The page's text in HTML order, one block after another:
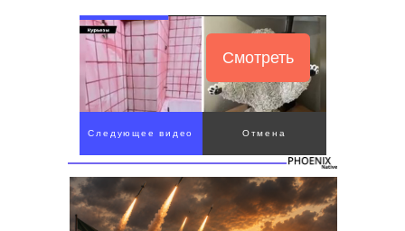
Смотреть
Следующее видео Отмена